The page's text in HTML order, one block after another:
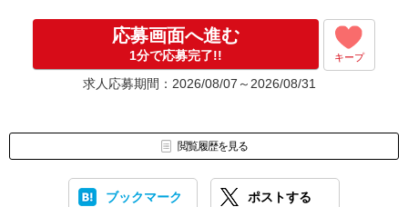
応募⇒最短で2日後からの勤務も可能です！
応募画面へ進む
1分で応募完了!! キープ
求人応募期間：2026/08/07～2026/08/31
閲覧履歴を見る
ブックマーク ポストする